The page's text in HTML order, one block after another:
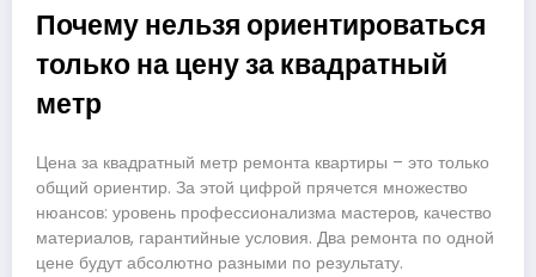
Почему нельзя ориентироваться
только на цену за квадратный
метр
Цена за квадратный метр ремонта квартиры – это только
общий ориентир. За этой цифрой прячется множество
нюансов: уровень профессионализма мастеров, качество
материалов, гарантийные условия. Два ремонта по одной
цене будут абсолютно разными по результату.